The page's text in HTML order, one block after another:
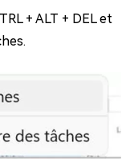
+ ALT + DEL et